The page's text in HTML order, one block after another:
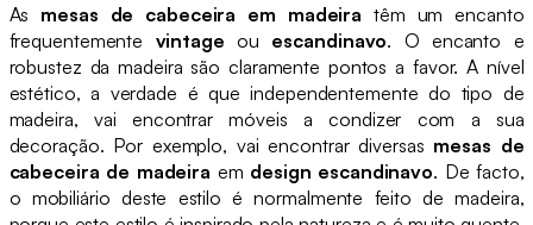
As mesas de cabeceira em madeira têm um encanto
frequentemente vintage ou escandinavo. O encanto e
robustez da madeira são claramente pontos a favor. A nível
estético, a verdade é que independentemente do tipo de
madeira, vai encontrar móveis a condizer com a sua
decoração. Por exemplo, vai encontrar diversas mesas de
cabeceira de madeira em design escandinavo. De facto,
o mobiliário deste estilo é normalmente feito de madeira,